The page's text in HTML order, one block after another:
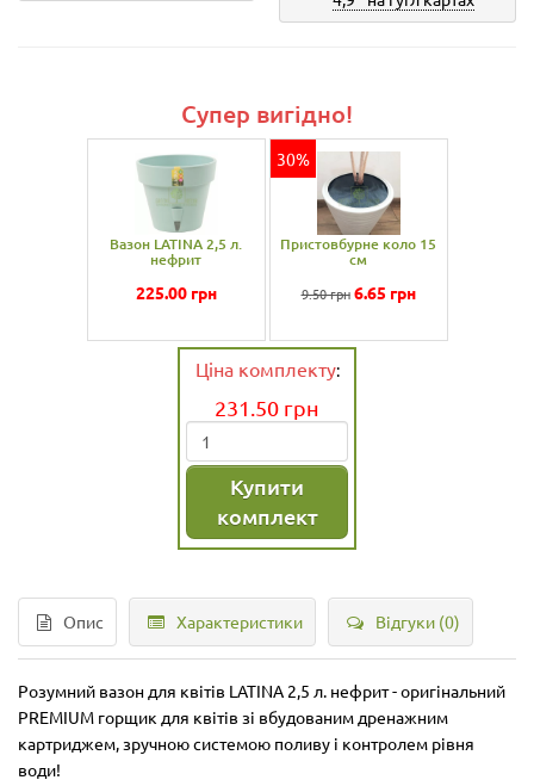
Супер вигідно!
Вазон LATINA 2,5 л.
нефрит
225.00 грн
30%
Пристовбурне коло 15
см
9.50 грн 6.65 грн
Ціна комплекту:
231.50 грн
Купити
комплект
Опис Характеристики Відгуки (0)
Розумний вазон для квітів LATINA 2,5 л. нефрит - оригінальний
PREMIUM горщик для квітів зі вбудованим дренажним
картриджем, зручною системою поливу і контролем рівня
води!